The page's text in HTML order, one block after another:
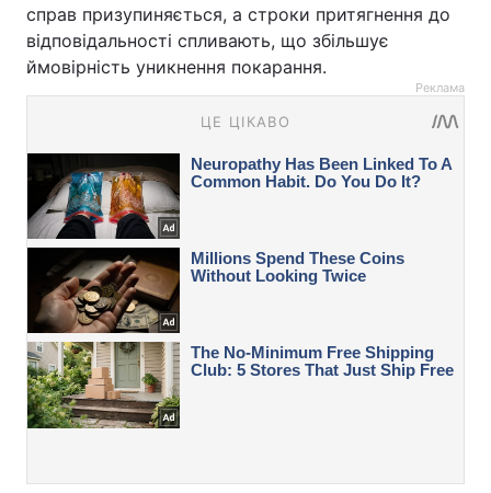
справ призупиняється, а строки притягнення до
відповідальності спливають, що збільшує
ймовірність уникнення покарання.
Реклама